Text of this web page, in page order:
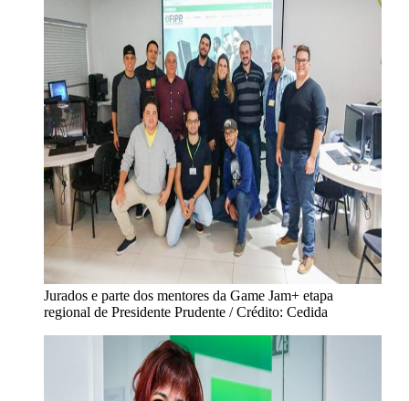
Jurados e parte dos mentores da Game Jam+ etapa
regional de Presidente Prudente / Crédito: Cedida